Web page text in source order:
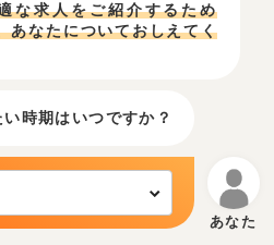
な求人をご紹介するため
あなたについておしえてく
時期はいつですか？